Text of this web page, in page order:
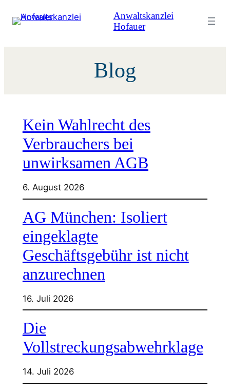
Inhalt
Anwaltskanzlei
Hofauer
Blog
Kein Wahlrecht des
Verbrauchers bei
unwirksamen AGB
6. August 2026
AG München: Isoliert
eingeklagte
Geschäftsgebühr ist nicht
anzurechnen
16. Juli 2026
Die
Vollstreckungsabwehrklage
14. Juli 2026